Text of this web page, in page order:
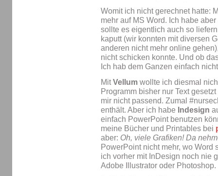
Womit ich nicht gerechnet hatte:
mehr auf MS Word. Ich habe
sollte es eigentlich auch so
kaputt (wir konnten mit diversen
anderen nicht mehr online
nicht schicken konnte. Und ob
Ich hab dem Ganzen einfach
MitVellum wollte ich diesmal
Programm bisher nur Text
mir nicht passend. Zumal
enthält. Aber ich habe Indesign
einfach PowerPoint benutzen
meine Bücher und Printables bei
aber: Oh, viele Grafiken! Da
PowerPoint nicht mehr, wo Word
ich vorher mit InDesign noch nie
Adobe Illustrator oder